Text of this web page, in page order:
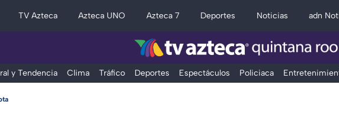
TV Azteca Azteca UNO Azteca 7 Deportes Noticias adn
y Tendencia Clima Tráfico Deportes Espectáculos Policiaca